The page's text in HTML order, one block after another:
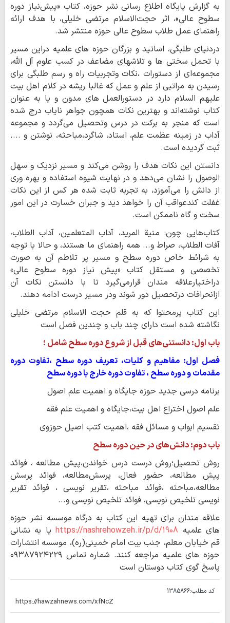
به گزارش پایگاه اطلاع رسانی نشر حوزه، کتاب «پیش‌نیاز دوره
سطوح عالی»، اثر حجت‌الاسلام مرتضی خلیلی، با هدف ارائه
راهنمای عمل طلاب سطوح عالی حوزه منتشر شد.
دردنیای طلبگی، اساتید و بزرگان حوزه های علمیه دراین مسیر
با تحمل سختی ها و تلاشهای مضاعف در کسب علوم آل الله،
مجموعه‌ای از دستورات ،نکات وتجربیات راه و رسم طلبگی برای
رسیدن به مراتبی از علم و عمل که غالبا ریشه در کلام اهل بیت
علیهم السلام دارد در دستورالعمل های مدون و یا به عنوان
کتاب نوشته‌اند و بهترین نکات همچون جواهر نایاب درج شده
است که منجر به برکت در درس وتحصیل می‌گردد و مجموعه
آداب در زمینه عظمت علم، استاد، شاگرد،مباحثه، نوشتن و ....
ثبت گردیده است.
دانستن این نکات هدف را روشن می‌کند و مسیر نزدیک و سهل
الوصول را نشان می‌دهد و در نهایت شیوه استفاده و بهره‌ وری
از دانش را می‌آموزد، به تجربه ثابت شده هر کس از این نکات
غفلت کندعواقب آن را خواهد دید و جبران خسارت در این امور
سخت و گاه ناممکن است.
کتاب‌هایی چون: منیة المرید، آداب المتعلمین، آداب الطلاب،
آفات الطلاب، صراط و... همه راهنمای ما هستند، و حالا با توجه
به شرائط خاص دوره سطح و مسیر پر تلاطم آن به صورت
تخصصی و مستقل کتاب «پیش نیاز دوره سطوح عالی»
دراختیارعلاقه مندان قرارمی‌گیرد تا با دانستن نکات آن
ازانحرافات درتحصیل دور شوند ودر مسیر درست ادامه دهند.
این کتاب پرمحتوا که به قلم حجت الاسلام مرتضی خلیلی
نگاشته شده است دارای چند باب و چندین فصل است
باب اول: دانستنی‌های قبل از شروع دوره سطح شامل ؛
فصل اول: مفاهیم و کلیات، تعریف دوره سطح ،تفاوت دوره
مقدمات و دوره سطح ، تفاوت دوره خارج با دوره سطح
برنامه درسی جدید حوزه جایگاه و اهمیت علم اصول
علم اصول اختراع اهل بیت،جایگاه و اهمیت علم فقه
تقسیم ابواب و مسائل فقه ،اهمیت کتب اصیل حوزوی
باب دوم: دانش‌های در حین دوره سطح
روش تحصیل؛روش درست درس خواندن،پیش مطالعه ، فوائد
پیش مطالعه، حضور فعال، پرسش‌مطالعه، فوائد پرسش
مطالعه،مباحثه ،فوائد مباحثه ،تقریر نویسی ، فوائد تقریر
نویسی تلخیص نویسی، فوائد تلخیص نویسی و...
علاقه مندان برای تهیه این کتاب به درگاه موسسه نشر حوزه
های علمیه https://nashrehowzeh.ir/p/d/1908یا به نشانی
قم خیابان معلم، جنب بیت امام خمینی(ره)، موسسه انتشارات
حوزه های علمیه مراجعه کنند. شماره تماس ۰۹۳۸۷۹۲۴۲۲۹
پاسخ گوی کتاب دوستان است
کد مطلب:1385866